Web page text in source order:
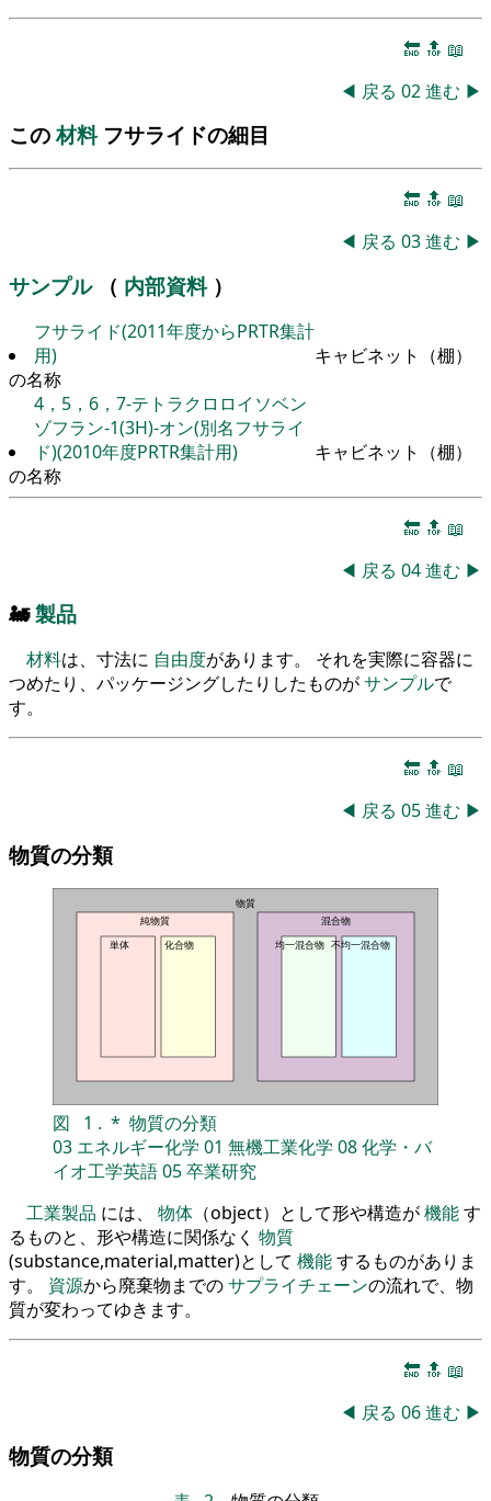
🔚 🔝 📖
◀ 戻る 02進む ▶
この材料 フサライドの細目
🔚 🔝 📖
◀ 戻る 03進む ▶
サンプル （ 内部資料 ）
フサライド(2011年度からPRTR集計
用)
キャビネット（棚）
の名称
4，5，6，7-テトラクロロイソベン
ゾフラン-1(3H)-オン(別名フサライ
ド)(2010年度PRTR集計用)
キャビネット（棚）
の名称
🔚 🔝 📖
◀ 戻る 04進む ▶
🚂製品
材料は、寸法に 自由度があります。 それを実際に容器に
つめたり、パッケージングしたりしたものがサンプルで
す。
🔚 🔝 📖
◀ 戻る 05進む ▶
物質の分類
物質
純物質
単体
化合物
混合物
均一混合物 不均一混合物
図 1 . * 物質の分類
03 エネルギー化学 01 無機工業化学 08化学・バ
イオ工学英語05卒業研究
工業製品 には、 物体 （object）として形や構造が機能す
るものと、形や構造に関係なく 物質
(substance,material,matter)として 機能するものがありま
す。 資源から廃棄物までのサプライチェーンの流れで、物
質が変わってゆきます。
🔚 🔝 📖
◀ 戻る 06進む ▶
物質の分類